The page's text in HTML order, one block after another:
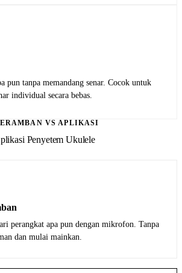
pun tanpa memandang senar. Cocok untuk
individual secara bebas.
VS APLIKASI
Penyetem Ukulele
perangkat apa pun dengan mikrofon. Tanpa
dan mulai mainkan.